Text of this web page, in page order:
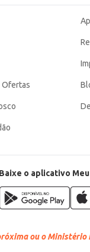
Ofertas
Baixe o aplicativo
ou o Ministério